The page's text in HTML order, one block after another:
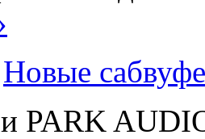
Новые
PARK